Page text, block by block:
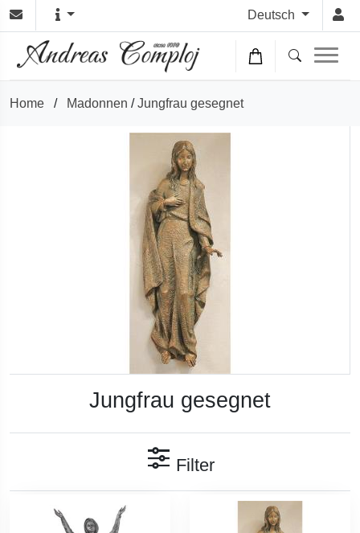
Deutsch
Home / Madonnen / Jungfrau gesegnet
Jungfrau gesegnet
Filter